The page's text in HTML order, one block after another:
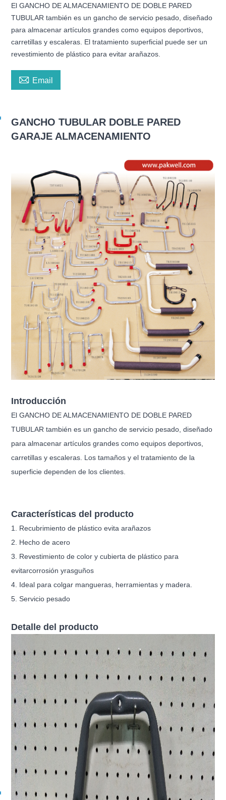
El GANCHO DE ALMACENAMIENTO DE DOBLE PARED
TUBULAR también es un gancho de servicio pesado, diseñado
para almacenar artículos grandes como equipos deportivos,
carretillas y escaleras. El tratamiento superficial puede ser un
revestimiento de plástico para evitar arañazos.
 Email
GANCHO TUBULAR DOBLE PARED
GARAJE ALMACENAMIENTO
Introducción
El GANCHO DE ALMACENAMIENTO DE DOBLE PARED
TUBULAR también es un gancho de servicio pesado, diseñado
para almacenar artículos grandes como equipos deportivos,
carretillas y escaleras. Los tamaños y el tratamiento de la
superficie dependen de los clientes.
Características del producto
1. Recubrimiento de plástico evita arañazos
2. Hecho de acero
3. Revestimiento de color y cubierta de plástico para
evitarcorrosión yrasguños
4. Ideal para colgar mangueras, herramientas y madera.
5. Servicio pesado
Detalle del producto